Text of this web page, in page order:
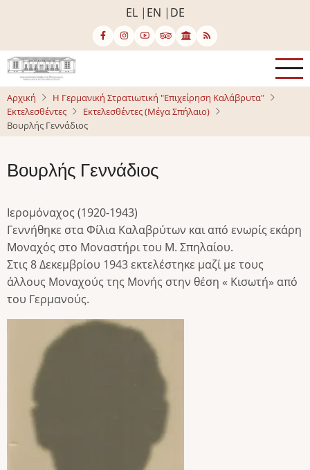
κυρίως
περιεχόμενο
EL EN DE
Αρχική
Η Γερμανική Στρατιωτική "Επιχείρηση Καλάβρυτα"
Εκτελεσθέντες
Εκτελεσθέντες (Μέγα Σπήλαιο)
Βουρλής Γεννάδιος
Βουρλής Γεννάδιος
Ιερομόναχος (1920-1943)
Γεννήθηκε στα Φίλια Καλαβρύτων και από ενωρίς εκάρη
Μοναχός στο Μοναστήρι του Μ. Σπηλαίου.
Στις 8 Δεκεμβρίου 1943 εκτελέστηκε μαζί με τους
άλλους Μοναχούς της Μονής στην θέση « Κισωτή» από
του Γερμανούς.